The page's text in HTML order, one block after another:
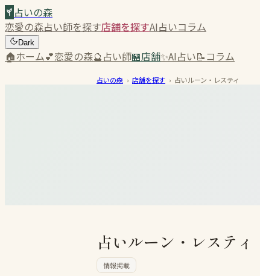
占いの森
恋愛の森占い師を探す店舗を探すAI占いコラム
Dark
🏠ホーム💕恋愛の森🔮占い師🏪店舗✨AI占い📝コラム
占いの森 › 店舗を探す › 占いルーン・レスティ
占いルーン・レスティ
情報掲載